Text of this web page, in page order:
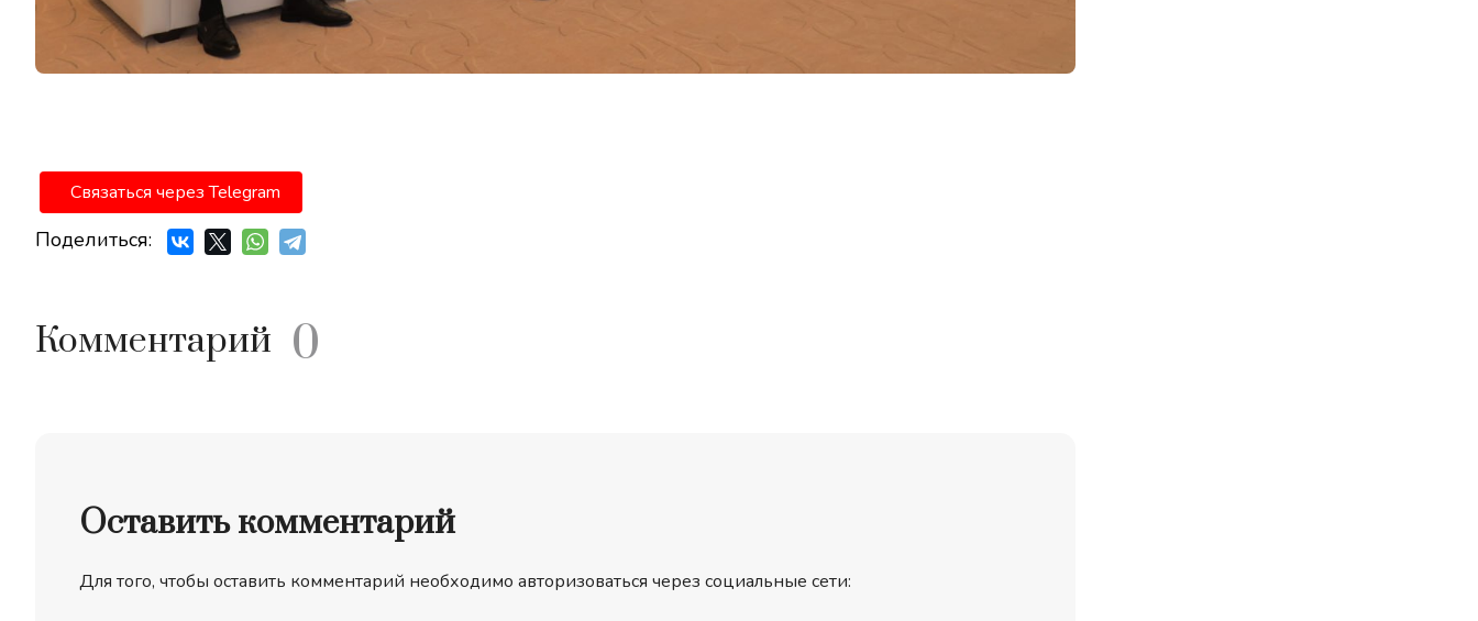
Связаться через Telegram
Поделиться:
Комментарий 0
Оставить комментарий
Для того, чтобы оставить комментарий необходимо авторизоваться через социальные сети: